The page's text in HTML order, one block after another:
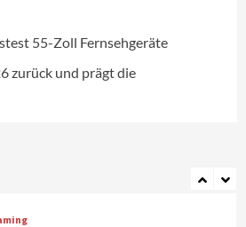
55-Zoll Fernsehgeräte
zurück und prägt die
baut Vertriebsteam in
und Ventilatoren